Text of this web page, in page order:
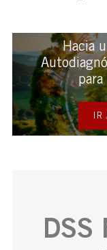
Hacia
IR
DSS